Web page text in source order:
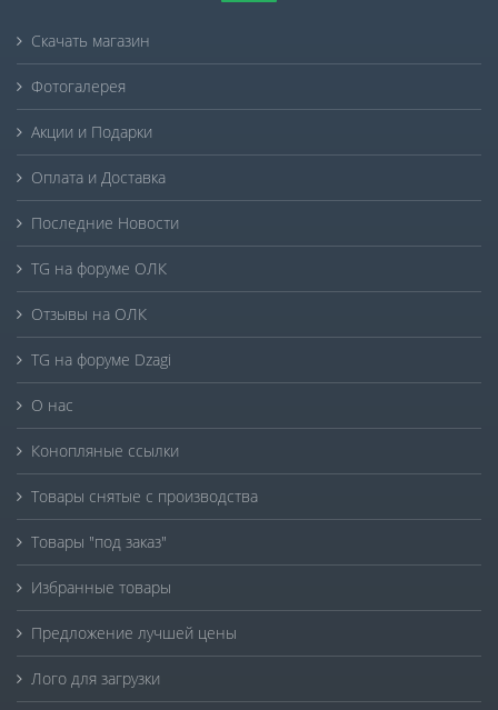
Скачать магазин
Фотогалерея
Акции и Подарки
Оплата и Доставка
Последние Новости
TG на форуме ОЛК
Отзывы на ОЛК
TG на форуме Dzagi
О нас
Конопляные ссылки
Товары снятые с производства
Товары "под заказ"
Избранные товары
Предложение лучшей цены
Лого для загрузки